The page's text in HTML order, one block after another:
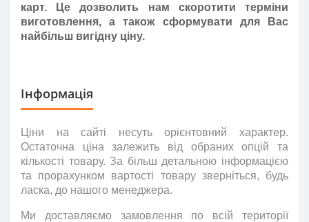
карт. Це дозволить нам скоротити терміни
виготовлення, а також сформувати для Вас
найбільш вигідну ціну.
Інформація
Ціни на сайті несутьорієнтовний характер.
Остаточна ціна залежить від обраних опцій та
кількості товару. За більш детальною інформацією
та прорахунком вартості товару зверніться, будь
ласка, до нашого менеджера.
Ми доставляємо замовлення по всій території